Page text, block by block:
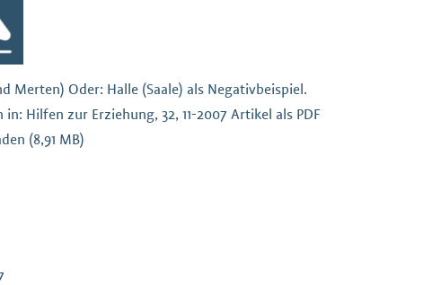
Merten) Oder: Halle (Saale) als Negativbeispiel.
in: Hilfen zur Erziehung, 32, 11-2007 Artikel als PDF
(8,91 MB)